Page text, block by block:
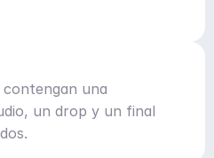
una
un drop y un final